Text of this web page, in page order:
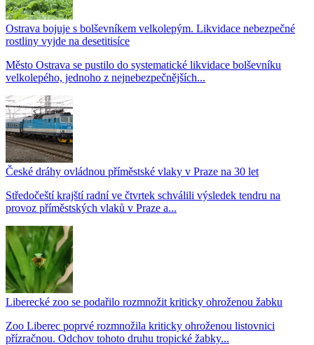
Ostrava bojuje s bolševníkem velkolepým. Likvidace nebezpečné
rostliny vyjde na desetitisíce
Město Ostrava se pustilo do systematické likvidace bolševníku
velkolepého, jednoho z nejnebezpečnějších...
České dráhy ovládnou příměstské vlaky v Praze na 30 let
Středočeští krajští radní ve čtvrtek schválili výsledek tendru na
provoz příměstských vlaků v Praze a...
Liberecké zoo se podařilo rozmnožit kriticky ohroženou žabku
Zoo Liberec poprvé rozmnožila kriticky ohroženou listovnici
přízračnou. Odchov tohoto druhu tropické žabky...